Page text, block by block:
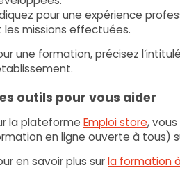
pour une expérience
les missions effectuées.
une formation, précisez
outils pour vous aider
la plateforme Emploi store,
en ligne ouverte à tous)
en savoir plus surla formation